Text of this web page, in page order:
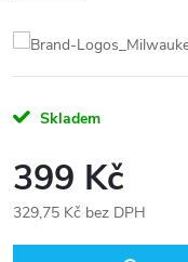
Skladem
399 Kč
329,75 Kč bez DPH